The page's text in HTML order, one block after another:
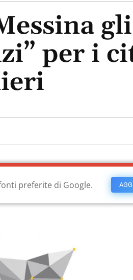
per i
preferite di Google.